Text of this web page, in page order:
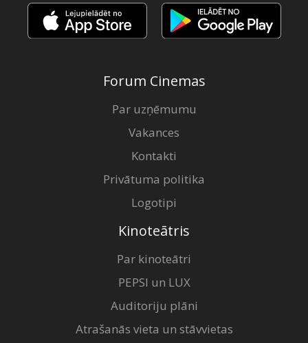
Forum Cinemas
Par uzņēmumu
Vakances
Kontakti
Privātuma politika
Logotipi
Kinoteātris
Par kinoteātri
PEPSI un LUX
Auditoriju plāni
Atrašanās vieta un stāvvietas